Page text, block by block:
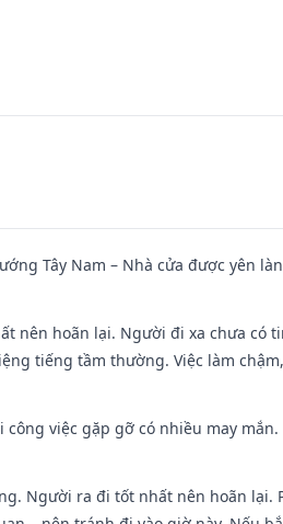
Tây Nam – Nhà cửa được yên
nên hoãn lại. Người đi xa chưa có
tiếng tầm thường. Việc làm
việc gặp gỡ có nhiều may
Người ra đi tốt nhất nên hoãn lại.